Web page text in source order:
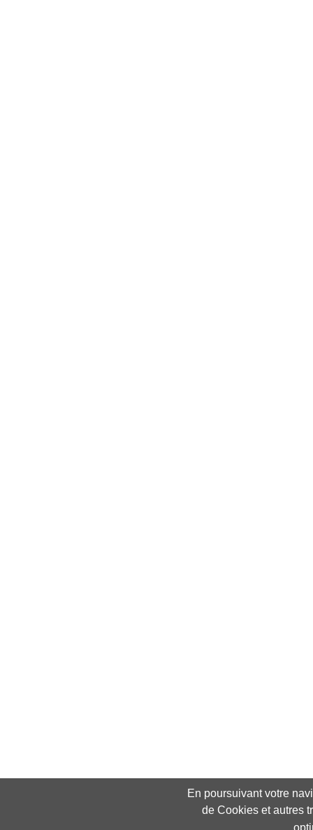
En poursuivant votre
de Cookies et autres